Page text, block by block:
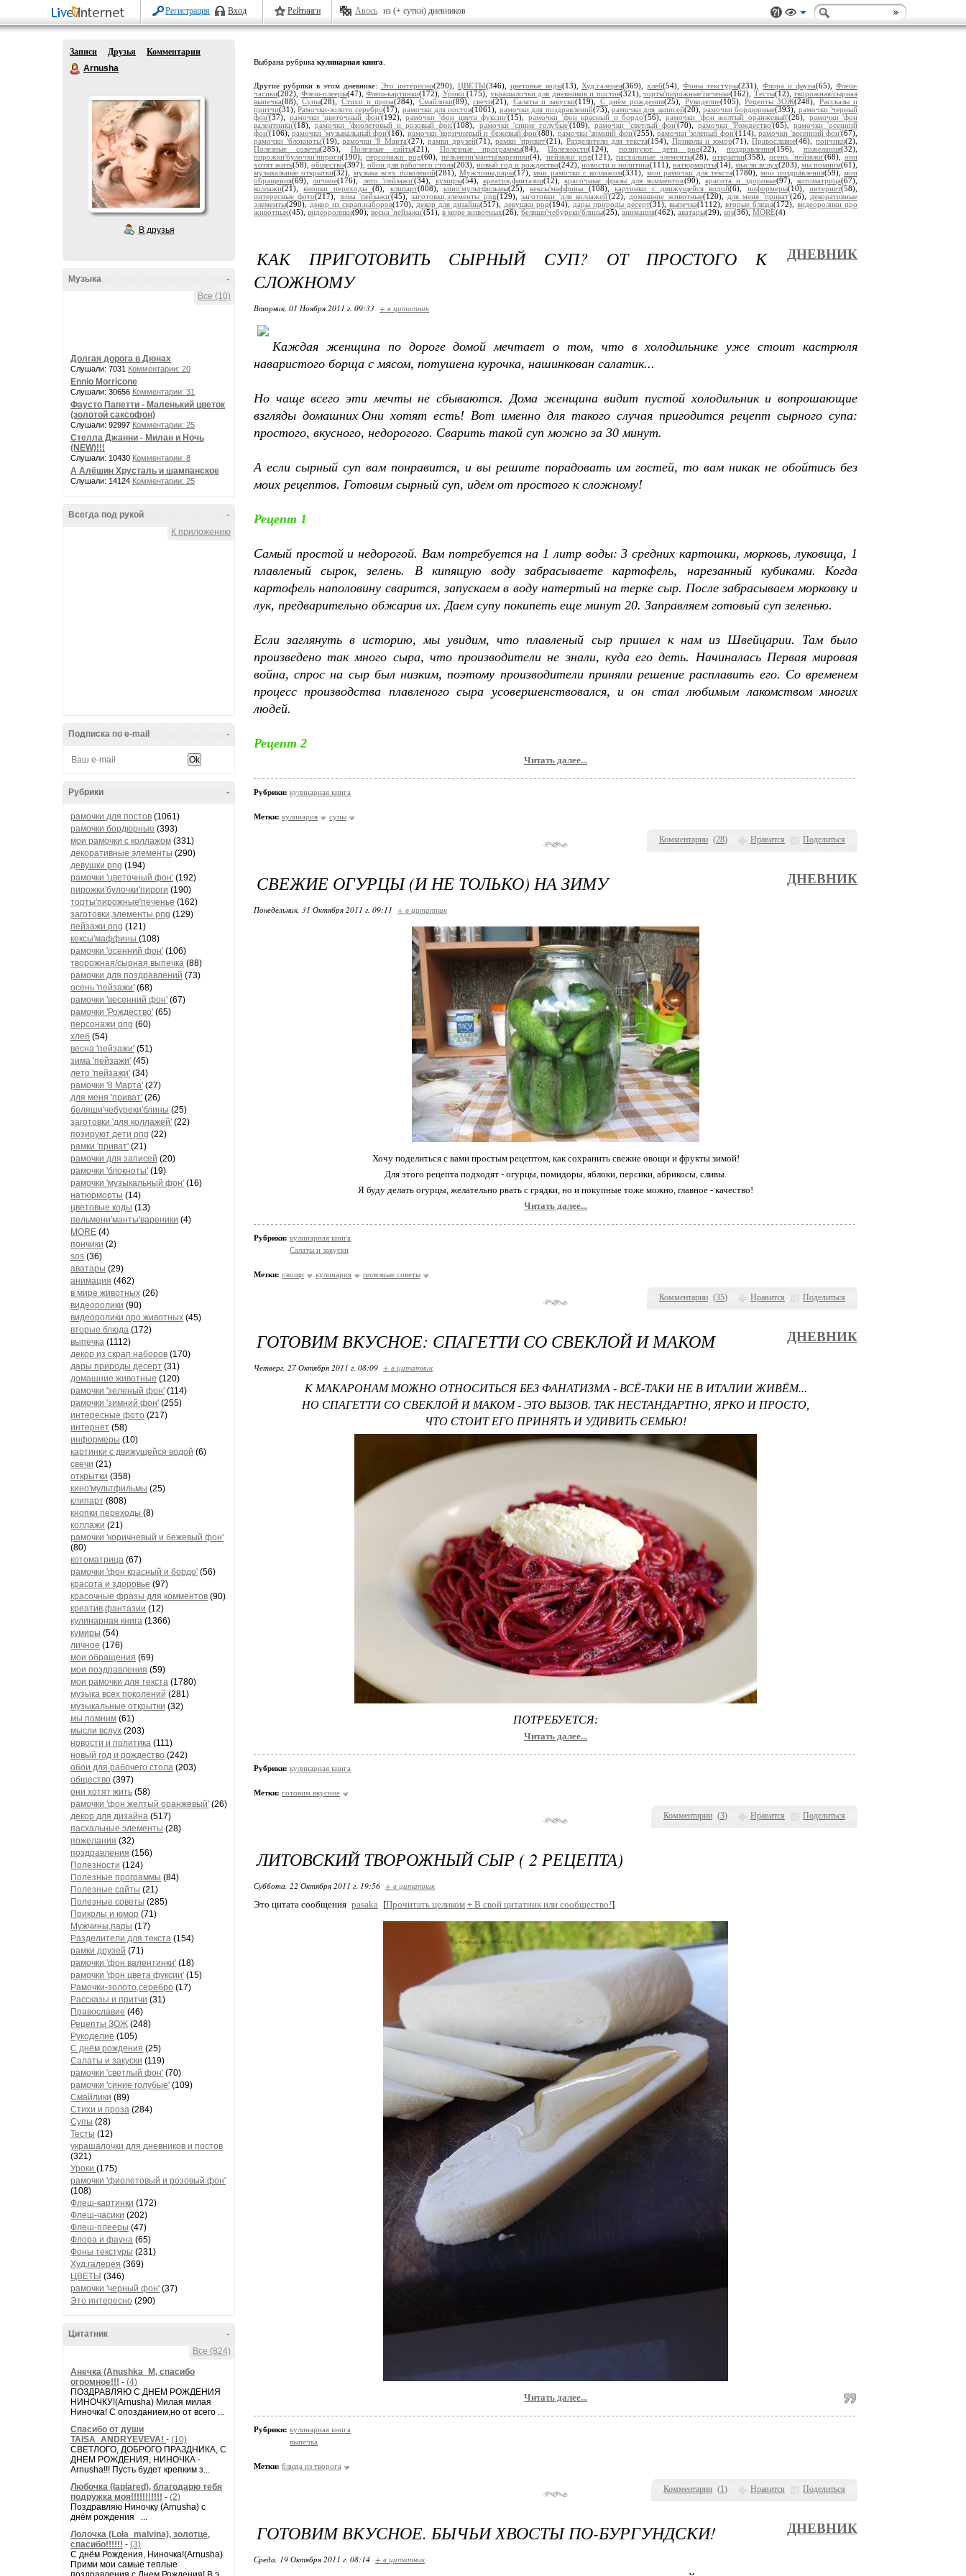
Регистрация Вход Рейтинги Авось из (+ сутки) дневников
Записи Друзья
Комментарии
Arnusha
В друзья
-
Музыка
Все (10)
Долгая дорога в Дюнах
Слушали: 7031 Комментарии: 20
Ennio Morricone
Слушали: 30656 Комментарии: 31
Фаусто Папетти - Маленький цветок
(золотой саксофон)
Слушали: 92997 Комментарии: 25
Стелла Джанни - Милан и Ночь
(NEW)!!!
Слушали: 10430 Комментарии: 8
А Алёшин Хрусталь и шампанское
Слушали: 14124 Комментарии: 25
-
Всегда под рукой
К приложению
-
Подписка по e-mail
-
Рубрики
рамочки для постов (1061)
рамочки бордюрные (393)
мои рамочки с коллажом (331)
декоративные элементы (290)
девушки png (194)
рамочки 'цветочный фон' (192)
пирожки'булочки'пироги (190)
торты'пирожные'печенье (162)
заготовки,элементы png (129)
пейзажи png (121)
кексы'маффины (108)
рамочки 'осенний фон' (106)
творожная/сырная выпечка (88)
рамочки для поздравлений (73)
осень 'пейзажи' (68)
рамочки 'весенний фон' (67)
рамочки 'Рождество' (65)
персонажи png (60)
хлеб (54)
весна 'пейзажи' (51)
зима 'пейзажи' (45)
лето 'пейзажи' (34)
рамочки '8 Марта' (27)
для меня 'приват' (26)
беляши'чебуреки'блины (25)
заготовки 'для коллажей' (22)
позируют дети png (22)
рамки 'приват' (21)
рамочки для записей (20)
рамочки 'блокноты' (19)
рамочки 'музыкальный фон' (16)
натюрморты (14)
цветовые коды (13)
пельмени'манты'вареники (4)
MORE (4)
пончики (2)
sos (36)
аватары (29)
анимация (462)
в мире животных (26)
видеоролики (90)
видеоролики про животных (45)
вторые блюда (172)
выпечка (1112)
декор из скрап.наборов (170)
дары природы десерт (31)
домашние животные (120)
рамочки 'зеленый фон' (114)
рамочки 'зимний фон' (255)
интересные фото (217)
интернет (58)
информеры (10)
картинки с движущейся водой (6)
свечи (21)
открытки (358)
кино'мультфильмы (25)
клипарт (808)
кнопки переходы (8)
коллажи (21)
рамочки 'коричневый и бежевый фон'
(80)
котоматрица (67)
рамочки 'фон красный и бордо' (56)
красота и здоровье (97)
красочные фразы для комментов (90)
креатив,фантазии (12)
кулинарная книга (1366)
кумиры (54)
личное (176)
мои обращения (69)
мои поздравления (59)
мои рамочки для текста (1780)
музыка всех поколений (281)
музыкальные открытки (32)
мы помним (61)
мысли вслух (203)
новости и политика (111)
новый год и рождество (242)
обои для рабочего стола (203)
общество (397)
они хотят жить (58)
рамочки 'фон желтый оранжевый' (26)
декор для дизайна (517)
пасхальные элементы (28)
пожелания (32)
поздравления (156)
Полезности (124)
Полезные программы (84)
Полезные сайты (21)
Полезные советы (285)
Приколы и юмор (71)
Мужчины,пары (17)
Разделители для текста (154)
рамки друзей (71)
рамочки 'фон валентинки' (18)
рамочки 'фон цвета фуксии' (15)
Рамочки-золото,серебро (17)
Рассказы и притчи (31)
Православие (46)
Рецепты ЗОЖ (248)
Рукоделие (105)
С днём рождения (25)
Салаты и закуски (119)
рамочки 'светлый фон' (70)
рамочки 'синие голубые' (109)
Смайлики (89)
Стихи и проза (284)
Супы (28)
Тесты (12)
украшалочки для дневников и постов
(321)
Уроки (175)
рамочки 'фиолетовый и розовый фон'
(108)
Флеш-картинки (172)
Флеш-часики (202)
Флеш-плееры (47)
Флора и фауна (65)
Фоны текстуры (231)
Худ.галерея (369)
ЦВЕТЫ (346)
рамочки 'черный фон' (37)
Это интересно (290)
-
Цитатник
Все (824)
Анечка (Anushka_M, спасибо
огромное!!! - (4)
ПОЗДРАВЛЯЮ С ДНЕМ РОЖДЕНИЯ
НИНОЧКУ!(Arnusha) Милая милая
Ниночка! С опозданием,но от всего ...
Спасибо от души
TAISA_ANDRYEVEVA! - (10)
СВЕТЛОГО, ДОБРОГО ПРАЗДНИКА, С
ДНЕМ РОЖДЕНИЯ, НИНОЧКА -
Arnusha!!! Пусть будет крепким з...
Любочка (laplared), благодарю тебя
подружка моя!!!!!!!!!!! - (2)
Поздравляю Ниночку (Arnusha) с
днём рождения ...
Лолочка (Lola_malvina), золотце,
спасибо!!!!!! - (3)
С днём Рождения, Ниночка!(Аrnusha)
Прими мои самые теплые
Выбрана рубрика кулинарная книга
Другие рубрики в этом дневнике: Это интересно(290), ЦВЕТЫ(346), цветовые коды(13),Худ.галерея(369),хлеб(54),Фоны текстуры(231),Флора и фауна(65),Флеш-
часики(202), Флеш-плееры(47), Флеш-картинки(172), Уроки (175), украшалочки для дневников и постов(321), торты'пирожные'печенье(162), Тесты(12), творожная/сырная
выпечка(88),Супы(28), Стихи и проза(284), Смайлики(89),свечи(21), Салаты и закуски(119), С днём рождения(25), Рукоделие(105),Рецепты ЗОЖ(248), Рассказы и
притчи(31),Рамочки-золото,серебро(17), рамочки для постов(1061), рамочки для поздравлений(73), рамочки для записей(20), рамочки бордюрные(393), рамочки 'черный
фон'(37), рамочки 'цветочный фон'(192),рамочки 'фон цвета фуксии'(15), рамочки 'фон красный и бордо'(56),рамочки 'фон желтый оранжевый'(26), рамочки 'фон
валентинки'(18),рамочки 'фиолетовый и розовый фон'(108), рамочки 'синие голубые'(109),рамочки 'светлый фон'(70),рамочки 'Рождество'(65), рамочки 'осенний
фон'(106),рамочки 'музыкальный фон'(16), рамочки 'коричневый и бежевый фон'(80), рамочки 'зимний фон'(255), рамочки 'зеленый фон'(114),рамочки 'весенний фон'(67),
рамочки 'блокноты'(19),рамочки '8 Марта'(27),рамки друзей(71),рамки 'приват'(21), Разделители для текста(154), Приколы и юмор(71),Православие(46), пончики(2),
Полезные советы(285), Полезные сайты(21), Полезные программы(84),Полезности(124), позируют дети png(22), поздравления(156),пожелания(32),
пирожки'булочки'пироги(190),персонажи png(60),пельмени'манты'вареники(4), пейзажи png(121),пасхальные элементы(28), открытки(358),осень 'пейзажи'(68),они
хотят жить(58), общество(397), обои для рабочего стола(203), новый год и рождество(242), новости и политика(111), натюрморты(14), мысли вслух(203), мы помним(61),
музыкальные открытки(32), музыка всех поколений(281), Мужчины,пары(17),мои рамочки с коллажом(331), мои рамочки для текста(1780),мои поздравления(59), мои
обращения(69), личное(176), лето 'пейзажи'(34), кумиры(54), креатив,фантазии(12),красочные фразы для комментов(90), красота и здоровье(97),котоматрица(67),
коллажи(21),кнопки переходы(8), клипарт(808), кино'мультфильмы(25),кексы'маффины (108),картинки с движущейся водой(6), информеры(10),интернет(58),
интересные фото(217), зима 'пейзажи'(45),заготовки,элементы png(129),заготовки 'для коллажей'(22), домашние животные(120), для меня 'приват'(26), декоративные
элементы(290), декор из скрап.наборов(170), декор для дизайна(517), девушки png(194), дары природы десерт(31), выпечка(1112), вторые блюда(172), видеоролики про
животных(45), видеоролики(90), весна 'пейзажи'(51), в мире животных(26), беляши'чебуреки'блины(25), анимация(462), аватары(29), sos(36), MORE(4)
Комментарии (28) Нравится Поделиться
КАК ПРИГОТОВИТЬ СЫРНЫЙ СУП? ОТ ПРОСТОГО К
СЛОЖНОМУ
ДНЕВНИК
Вторник, 01 Ноября 2011 г. 09:33 + в цитатник
Каждая женщина по дороге домой мечтает о том, что в холодильнике уже стоит кастрюля
наваристого борща с мясом, потушена курочка, нашинкован салатик...
Но чаще всего эти мечты не сбываются. Дома женщина видит пустой холодильник и вопрошающие
взгляды домашних Они хотят есть! Вот именно для такого случая пригодится рецепт сырного супа:
простого, вкусного, недорогого. Сварить такой суп можно за 30 минут.
А если сырный суп вам понравится, и вы решите порадовать им гостей, то вам никак не обойтись без
моих рецептов. Готовим сырный суп, идем от простого к сложному!
Рецепт 1
Самый простой и недорогой. Вам потребуется на 1 литр воды: 3 средних картошки, морковь, луковица, 1
плавленый сырок, зелень. В кипящую воду забрасываете картофель, нарезанный кубиками. Когда
картофель наполовину сварится, запускаем в воду натертый на терке сыр. После забрасываем морковку и
лук, предварительно обжарив их. Даем супу покипеть еще минут 20. Заправляем готовый суп зеленью.
Если заглянуть в историю, мы увидим, что плавленый сыр пришел к нам из Швейцарии. Там было
произведено так много сыра, что производители не знали, куда его деть. Начиналась Первая мировая
война, спрос на сыр был низким, поэтому производители приняли решение расплавить его. Со временем
процесс производства плавленого сыра усовершенствовался, и он стал любимым лакомством многих
людей.
Рецепт 2
Читать далее...
Рубрики: кулинарная книга
Метки: кулинария супы
Комментарии (35) Нравится Поделиться
СВЕЖИЕ ОГУРЦЫ (И НЕ ТОЛЬКО) НА ЗИМУ ДНЕВНИК
Понедельник, 31 Октября 2011 г. 09:11 + в цитатник
Хочу поделиться с вами простым рецептом, как сохранить свежие овощи и фрукты зимой!
Для этого рецепта подходят - огурцы, помидоры, яблоки, персики, абрикосы, сливы.
Я буду делать огурцы, желательно рвать с грядки, но и покупные тоже можно, главное - качество!
Читать далее...
Рубрики: кулинарная книга
Салаты и закуски
Метки: овощи кулинария полезные советы
Комментарии (3) Нравится Поделиться
ГОТОВИМ ВКУСНОЕ: СПАГЕТТИ СО СВЕКЛОЙ И МАКОМ ДНЕВНИК
Четверг, 27 Октября 2011 г. 08:09 + в цитатник
К МАКАРОНАМ МОЖНО ОТНОСИТЬСЯ БЕЗ ФАНАТИЗМА - ВСЁ-ТАКИ НЕ В ИТАЛИИ ЖИВЁМ...
НО СПАГЕТТИ СО СВЕКЛОЙ И МАКОМ - ЭТО ВЫЗОВ. ТАК НЕСТАНДАРТНО, ЯРКО И ПРОСТО,
ЧТО СТОИТ ЕГО ПРИНЯТЬ И УДИВИТЬ СЕМЬЮ!
ПОТРЕБУЕТСЯ:
Читать далее...
Рубрики: кулинарная книга
Метки: готовим вкусное
Комментарии (1) Нравится Поделиться
ЛИТОВСКИЙ ТВОРОЖНЫЙ СЫР ( 2 РЕЦЕПТА)
Суббота, 22 Октября 2011 г. 19:56 + в цитатник
Это цитата сообщения pasaka [Прочитать целиком + В свой цитатник или сообщество!]
Читать далее...
Рубрики: кулинарная книга
выпечка
Метки: блюда из творога
ГОТОВИМ ВКУСНОЕ. БЫЧЬИ ХВОСТЫ ПО-БУРГУНДСКИ! ДНЕВНИК
Среда, 19 Октября 2011 г. 08:14 + в цитатник